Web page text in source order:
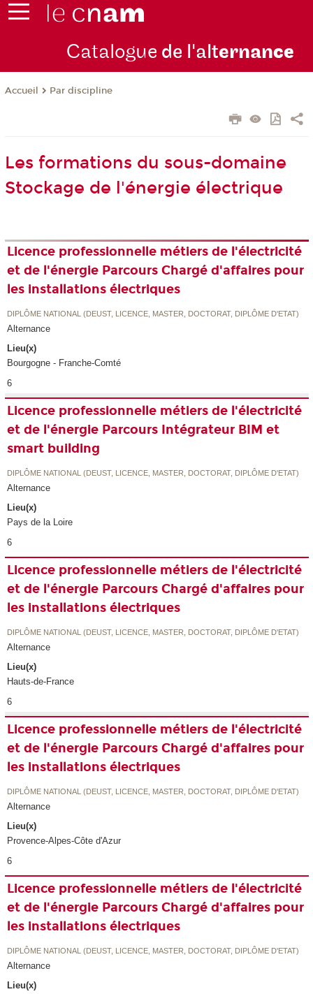
Catalogue de l'alternance
Accueil Par discipline
Les formations du sous-domaine
Stockage de l'énergie électrique
Licence professionnelle métiers de l'électricité
et de l'énergie Parcours Chargé d'affaires pour
les installations électriques
DIPLÔME NATIONAL (DEUST, LICENCE, MASTER, DOCTORAT, DIPLÔME D'ETAT)
Alternance
Lieu(x)
Bourgogne - Franche-Comté
6
Licence professionnelle métiers de l'électricité
et de l'énergie Parcours Intégrateur BIM et
smart building
DIPLÔME NATIONAL (DEUST, LICENCE, MASTER, DOCTORAT, DIPLÔME D'ETAT)
Alternance
Lieu(x)
Pays de la Loire
6
Licence professionnelle métiers de l'électricité
et de l'énergie Parcours Chargé d'affaires pour
les installations électriques
DIPLÔME NATIONAL (DEUST, LICENCE, MASTER, DOCTORAT, DIPLÔME D'ETAT)
Alternance
Lieu(x)
Hauts-de-France
6
Licence professionnelle métiers de l'électricité
et de l'énergie Parcours Chargé d'affaires pour
les installations électriques
DIPLÔME NATIONAL (DEUST, LICENCE, MASTER, DOCTORAT, DIPLÔME D'ETAT)
Alternance
Lieu(x)
Provence-Alpes-Côte d'Azur
6
Licence professionnelle métiers de l'électricité
et de l'énergie Parcours Chargé d'affaires pour
les installations électriques
DIPLÔME NATIONAL (DEUST, LICENCE, MASTER, DOCTORAT, DIPLÔME D'ETAT)
Alternance
Lieu(x)